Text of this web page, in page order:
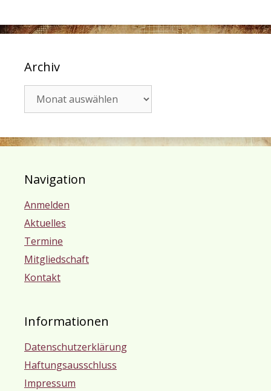
Archiv
Navigation
Anmelden
Aktuelles
Termine
Mitgliedschaft
Kontakt
Informationen
Datenschutzerklärung
Haftungsausschluss
Impressum